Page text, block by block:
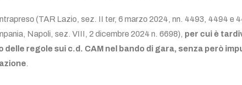
(TAR Lazio, sez. II ter, 6 marzo 2024, nn. 4493, 4494 e
Napoli, sez. VIII, 2 dicembre 2024 n. 6698), per cui è
regole sui c.d. CAM nel bando di gara, senza però
.